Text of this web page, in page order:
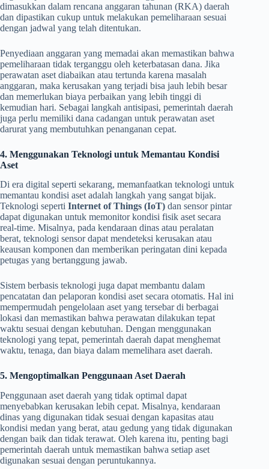
dimasukkan dalam rencana anggaran tahunan (RKA) daerah
dan dipastikan cukup untuk melakukan pemeliharaan sesuai
dengan jadwal yang telah ditentukan.
Penyediaan anggaran yang memadai akan memastikan bahwa
pemeliharaan tidak terganggu oleh keterbatasan dana. Jika
perawatan aset diabaikan atau tertunda karena masalah
anggaran, maka kerusakan yang terjadi bisa jauh lebih besar
dan memerlukan biaya perbaikan yang lebih tinggi di
kemudian hari. Sebagai langkah antisipasi, pemerintah daerah
juga perlu memiliki dana cadangan untuk perawatan aset
darurat yang membutuhkan penanganan cepat.
4. Menggunakan Teknologi untuk Memantau Kondisi
Aset
Di era digital seperti sekarang, memanfaatkan teknologi untuk
memantau kondisi aset adalah langkah yang sangat bijak.
Teknologi seperti Internet of Things (IoT) dan sensor pintar
dapat digunakan untuk memonitor kondisi fisik aset secara
real-time. Misalnya, pada kendaraan dinas atau peralatan
berat, teknologi sensor dapat mendeteksi kerusakan atau
keausan komponen dan memberikan peringatan dini kepada
petugas yang bertanggung jawab.
Sistem berbasis teknologi juga dapat membantu dalam
pencatatan dan pelaporan kondisi aset secara otomatis. Hal ini
mempermudah pengelolaan aset yang tersebar di berbagai
lokasi dan memastikan bahwa perawatan dilakukan tepat
waktu sesuai dengan kebutuhan. Dengan menggunakan
teknologi yang tepat, pemerintah daerah dapat menghemat
waktu, tenaga, dan biaya dalam memelihara aset daerah.
5. Mengoptimalkan Penggunaan Aset Daerah
Penggunaan aset daerah yang tidak optimal dapat
menyebabkan kerusakan lebih cepat. Misalnya, kendaraan
dinas yang digunakan tidak sesuai dengan kapasitas atau
kondisi medan yang berat, atau gedung yang tidak digunakan
dengan baik dan tidak terawat. Oleh karena itu, penting bagi
pemerintah daerah untuk memastikan bahwa setiap aset
digunakan sesuai dengan peruntukannya.